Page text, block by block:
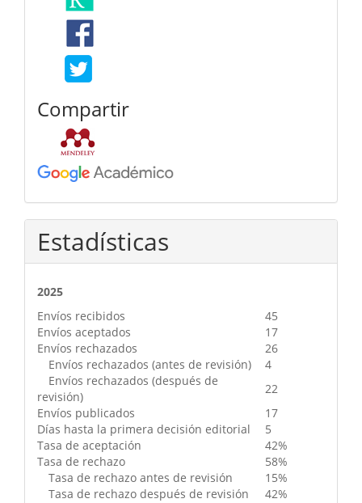
Compartir
Estadísticas
2025
Envíos recibidos
45
Envíos aceptados
17
Envíos rechazados
26
Envíos rechazados (antes de revisión)
4
Envíos rechazados (después de
revisión)
22
Envíos publicados
17
Días hasta la primera decisión editorial
5
Tasa de aceptación
42%
Tasa de rechazo
58%
Tasa de rechazo antes de revisión
15%
Tasa de rechazo después de revisión
42%